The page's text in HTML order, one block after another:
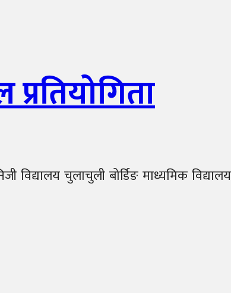
चुलाचुली बोर्डिङ माध्यमिक विद्यालय